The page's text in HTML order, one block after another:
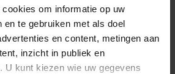
om informatie op uw
en te gebruiken met als doel
en content, metingen aan
inzicht in publiek en
U kunt kiezen wie uw gegevens